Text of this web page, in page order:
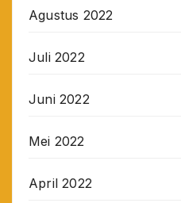
Agustus 2022
Juli 2022
Juni 2022
Mei 2022
April 2022